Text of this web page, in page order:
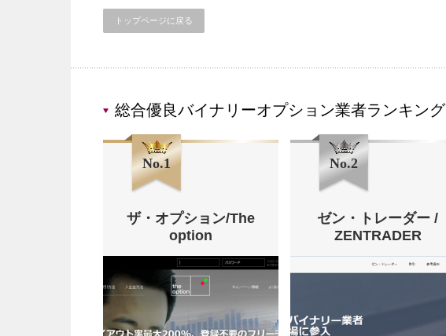
トップページに戻る
総合優良バイナリーオプション業者ランキング
No.1
ザ・オプション/The
option
No.2
ゼン・トレーダー /
ZENTRADER